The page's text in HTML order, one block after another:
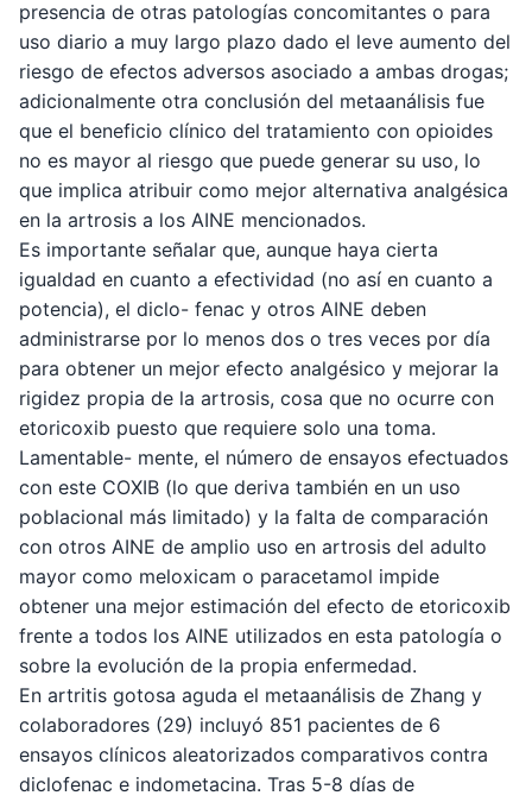
presencia de otras patologías concomitantes o para
uso diario a muy largo plazo dado el leve aumento del
riesgo de efectos adversos asociado a ambas drogas;
adicionalmente otra conclusión del metaanálisis fue
que el beneficio clínico del tratamiento con opioides
no es mayor al riesgo que puede generar su uso, lo
que implica atribuir como mejor alternativa analgésica
en la artrosis a los AINE mencionados.
Es importante señalar que, aunque haya cierta
igualdad en cuanto a efectividad (no así en cuanto a
potencia), el diclo- fenac y otros AINE deben
administrarse por lo menos dos o tres veces por día
para obtener un mejor efecto analgésico y mejorar la
rigidez propia de la artrosis, cosa que no ocurre con
etoricoxib puesto que requiere solo una toma.
Lamentable- mente, el número de ensayos efectuados
con este COXIB (lo que deriva también en un uso
poblacional más limitado) y la falta de comparación
con otros AINE de amplio uso en artrosis del adulto
mayor como meloxicam o paracetamol impide
obtener una mejor estimación del efecto de etoricoxib
frente a todos los AINE utilizados en esta patología o
sobre la evolución de la propia enfermedad.
En artritis gotosa aguda el metaanálisis de Zhang y
colaboradores (29) incluyó 851 pacientes de 6
ensayos clínicos aleatorizados comparativos contra
diclofenac e indometacina. Tras 5-8 días de